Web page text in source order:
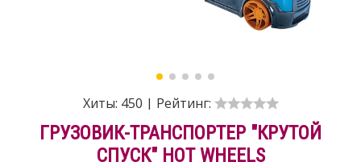
Хиты: 450 | Рейтинг:
ГРУЗОВИК-ТРАНСПОРТЕР "КРУТОЙ
СПУСК" HOT WHEELS